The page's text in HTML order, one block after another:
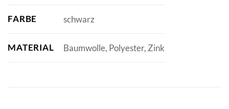
FARBE schwarz
MATERIAL Baumwolle, Polyester, Zink